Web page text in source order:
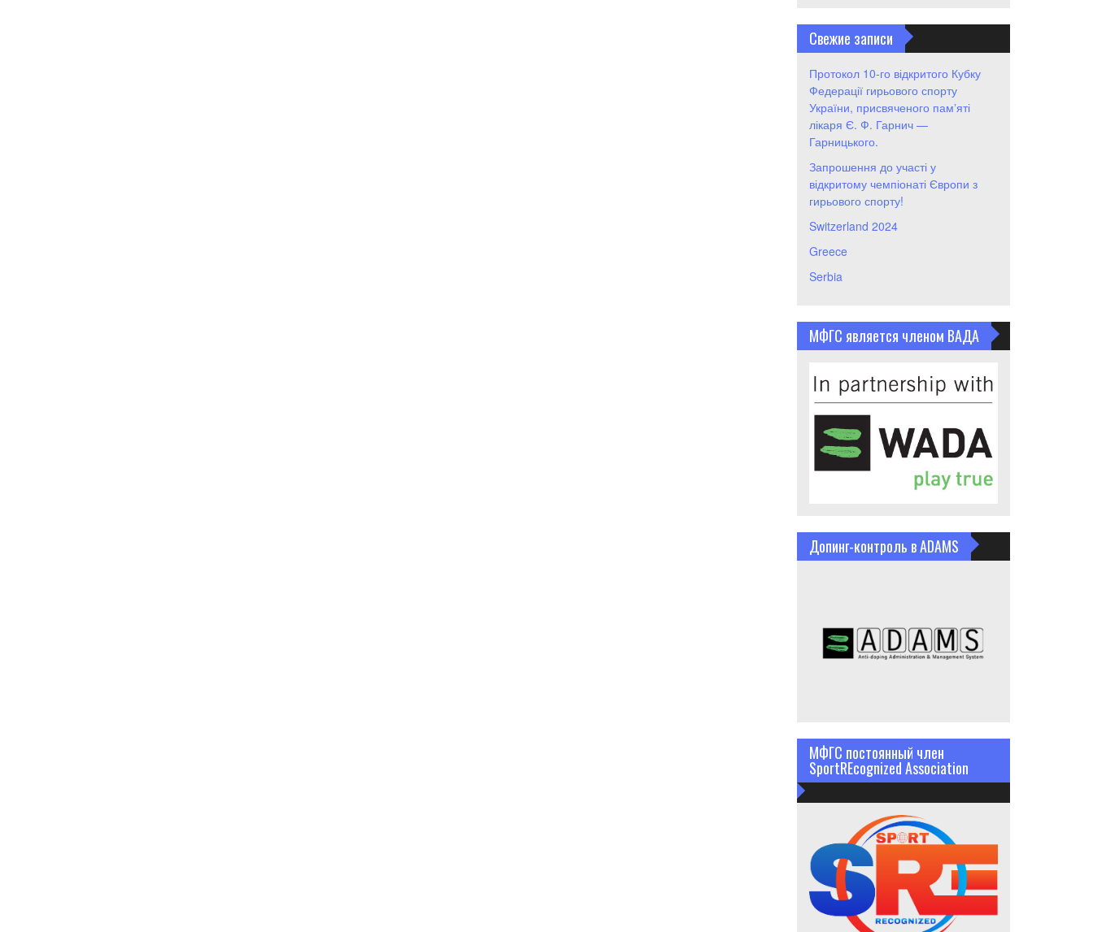
Свежие записи
Протокол 10-го відкритого Кубку
Федерації гирьового спорту
України, присвяченого памʼяті
лікаря Є. Ф. Гарнич —
Гарницького.
Запрошення до участі у
відкритому чемпіонаті Європи з
гирьового спорту!
Switzerland 2024
Greece
Serbia
МФГС является членом ВАДА
Допинг-контроль в ADAMS
МФГС постоянный член
SportREcognized Association